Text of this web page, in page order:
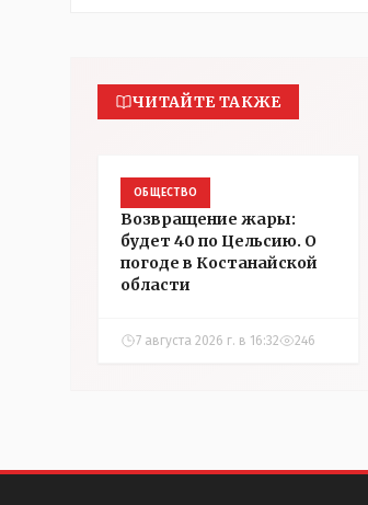
ЧИТАЙТЕ ТАКЖЕ
ОБЩЕСТВО
Возвращение жары:
будет 40 по Цельсию. О
погоде в Костанайской
области
7 августа 2026 г. в 16:32 246